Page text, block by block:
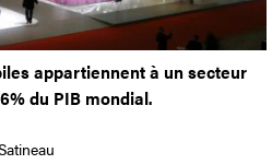
appartiennent à un secteur
du PIB mondial.